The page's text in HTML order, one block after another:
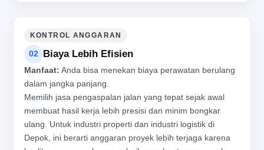
KONTROL ANGGARAN
02 Biaya Lebih Efisien
Manfaat: Anda bisa menekan biaya perawatan berulang
dalam jangka panjang.
Memilih jasa pengaspalan jalan yang tepat sejak awal
membuat hasil kerja lebih presisi dan minim bongkar
ulang. Untuk industri properti dan industri logistik di
Depok, ini berarti anggaran proyek lebih terjaga karena